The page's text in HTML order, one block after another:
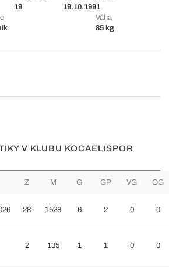
19
19.10.1991
Váha
85 kg
V KLUBU KOCAELISPOR
Z M G GP VG OG
28 1528 6 2 0 0
2 135 1 1 0 0